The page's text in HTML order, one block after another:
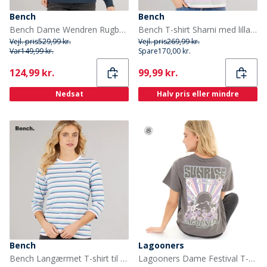
Bench
Bench Dame Wendren Rugby Skjorte Navy/Dusky Blå Navy / Dusky Blue
Vejl. pris529,99 kr.
Var149,99 kr.
Current
124,99 kr.
Nedsat
Bench
Bench T-shirt Sharni med lilla striber til kvinder
Vejl. pris269,99 kr.
Spare170,00 kr.
Current
99,99 kr.
Halv pris eller mindre
Bench
Bench Langærmet T-shirt til kvinder Auborn Hvid/Lys støvet Rosa/Grøn/Blå/Marineblå Stribet
Lagooners
Lagooners Dame Festival T-shirts Grå